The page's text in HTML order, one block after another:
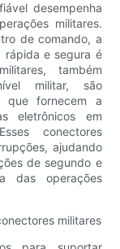
desempenha
militares.
de comando, a
rápida e segura é
também
militar, são
que fornecem a
eletrônicos em
conectores
ajudando
de segundo e
das operações
militares